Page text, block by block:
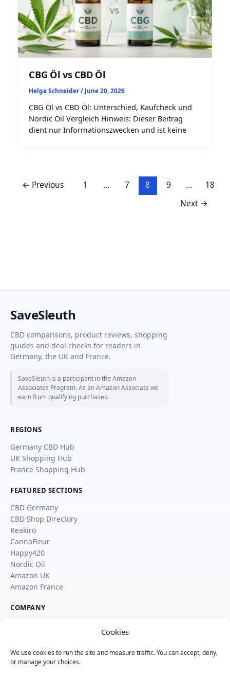
Cookies
We use cookies to run the site and measure traffic. You can accept, deny,
or manage your choices.
CBG Öl vs CBD Öl
Helga Schneider/ June 20, 2026
CBG Öl vs CBD Öl: Unterschied, Kaufcheck und
Nordic Oil Vergleich Hinweis: Dieser Beitrag
dient nur Informationszwecken und ist keine
← Previous 1 … 7 8 9 …
18
Next →
SaveSleuth
CBD comparisons, product reviews, shopping
guides and deal checks for readers in
Germany, the UK and France.
SaveSleuth is a participant in the Amazon
Associates Program. As an Amazon Associate we
earn from qualifying purchases.
REGIONS
Germany CBD Hub
UK Shopping Hub
France Shopping Hub
FEATURED SECTIONS
CBD Germany
CBD Shop Directory
Reakiro
CannaFleur
Happy420
Nordic Oil
Amazon UK
Amazon France
COMPANY
Affiliate Disclosure
How SaveSleuth Makes Money